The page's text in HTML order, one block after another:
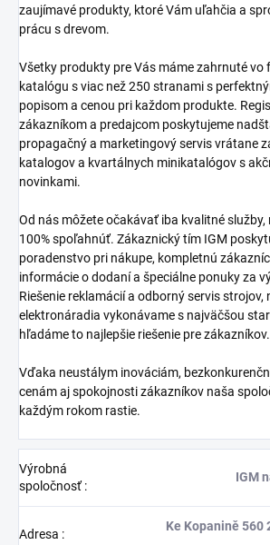
zaujímavé produkty, ktoré Vám uľahčia a
prácu s drevom.
Všetky produkty pre Vás máme zahrnuté vo
katalógu s viac než 250 stranami s
popisom a cenou pri každom produkte.
zákazníkom a predajcom poskytujeme
propagačný a marketingový servis vrátane
katalogov a kvartálnych minikatalógov s
novinkami.
Od nás môžete očakávať iba kvalitné
100% spoľahnúť. Zákaznický tím IGM
poradenstvo pri nákupe, kompletnú
informácie o dodaní a špeciálne ponuky za
Riešenie reklamácií a odborný servis strojov,
elektronáradia vykonávame s najväčšou
hľadáme to najlepšie riešenie pre zákazníkov.
Vďaka neustálym inováciám,
cenám aj spokojnosti zákazníkov naša
každým rokom rastie.
Výrobná
spoločnosť:
IGM
Adresa :
Ke Kopanině 560